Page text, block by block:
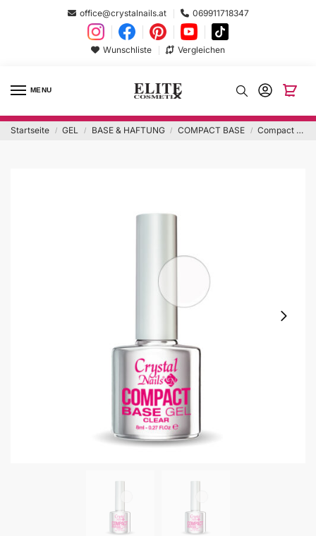
office@crystalnails.at 069911718347
Wunschliste Vergleichen
MENU
Startseite / GEL / BASE & HAFTUNG / COMPACT BASE / Compact Base 8ml clear Hema Free